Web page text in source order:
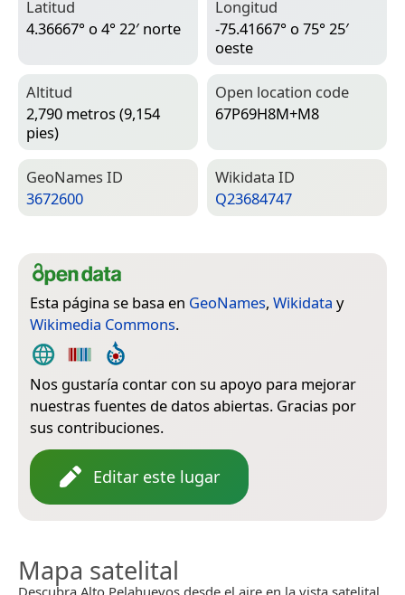
Latitud
4.36667° o 4° 22′ norte
Longitud
-75.41667° o 75° 25′
oeste
Altitud
2,790 metros (9,154
pies)
Open location code
67P69H8M+M8
Geo­Names ID
3672600
Wiki­data ID
Q23684747
Esta página se basa en GeoNames, Wikidata y
Wikimedia Commons.
Nos gustaría contar con su apoyo para mejorar
nuestras fuentes de datos abiertas. Gracias por
sus contribuciones.
Editar este lugar
Mapa satelital
Descubra Alto Pelahuevos desde el aire en la vista satelital